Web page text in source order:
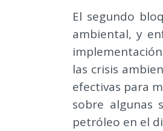
El segundo
ambiental, y
las crisis
efectivas para
sobre algunas
petróleo en el